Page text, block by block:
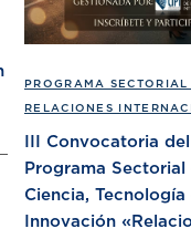
PROGRAMA SECTORIAL
RELACIONES
III Convocatoria del
Programa Sectorial
Ciencia, Tecnología
Innovación